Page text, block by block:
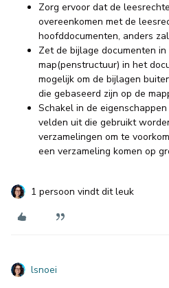
Zorg ervoor dat de
overeenkomen met de
hoofddocumenten, anders
Zet de bijlage documenten
map(penstructuur) in het
mogelijk om de bijlagen
die gebaseerd zijn op de
Schakel in de
velden uit die gebruikt
verzamelingen om te
een verzameling komen op
1 persoon vindt dit leuk
lsnoei